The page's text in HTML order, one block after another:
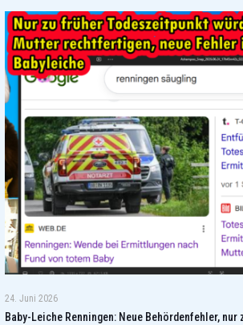
24. Juni 2026
Baby-Leiche Renningen: Neue Behördenfehler, nur